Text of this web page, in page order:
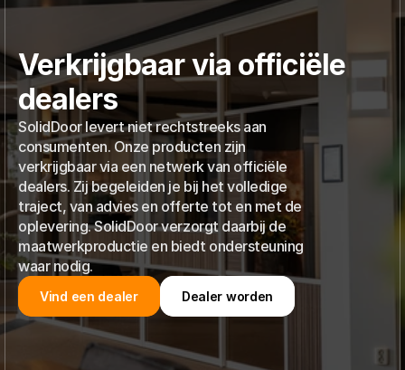
Verkrijgbaar via officiële
dealers
SolidDoor levert niet rechtstreeks aan
consumenten. Onze producten zijn
verkrijgbaar via een netwerk van officiële
dealers. Zij begeleiden je bij het volledige
traject, van advies en offerte tot en met de
oplevering. SolidDoor verzorgt daarbij de
maatwerkproductie en biedt ondersteuning
waar nodig.
Vind een dealer
Dealer worden